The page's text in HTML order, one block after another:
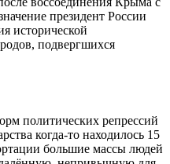
президент России
исторической
подвергшихся
политических репрессий
когда-то находилось 15
большие массы людей